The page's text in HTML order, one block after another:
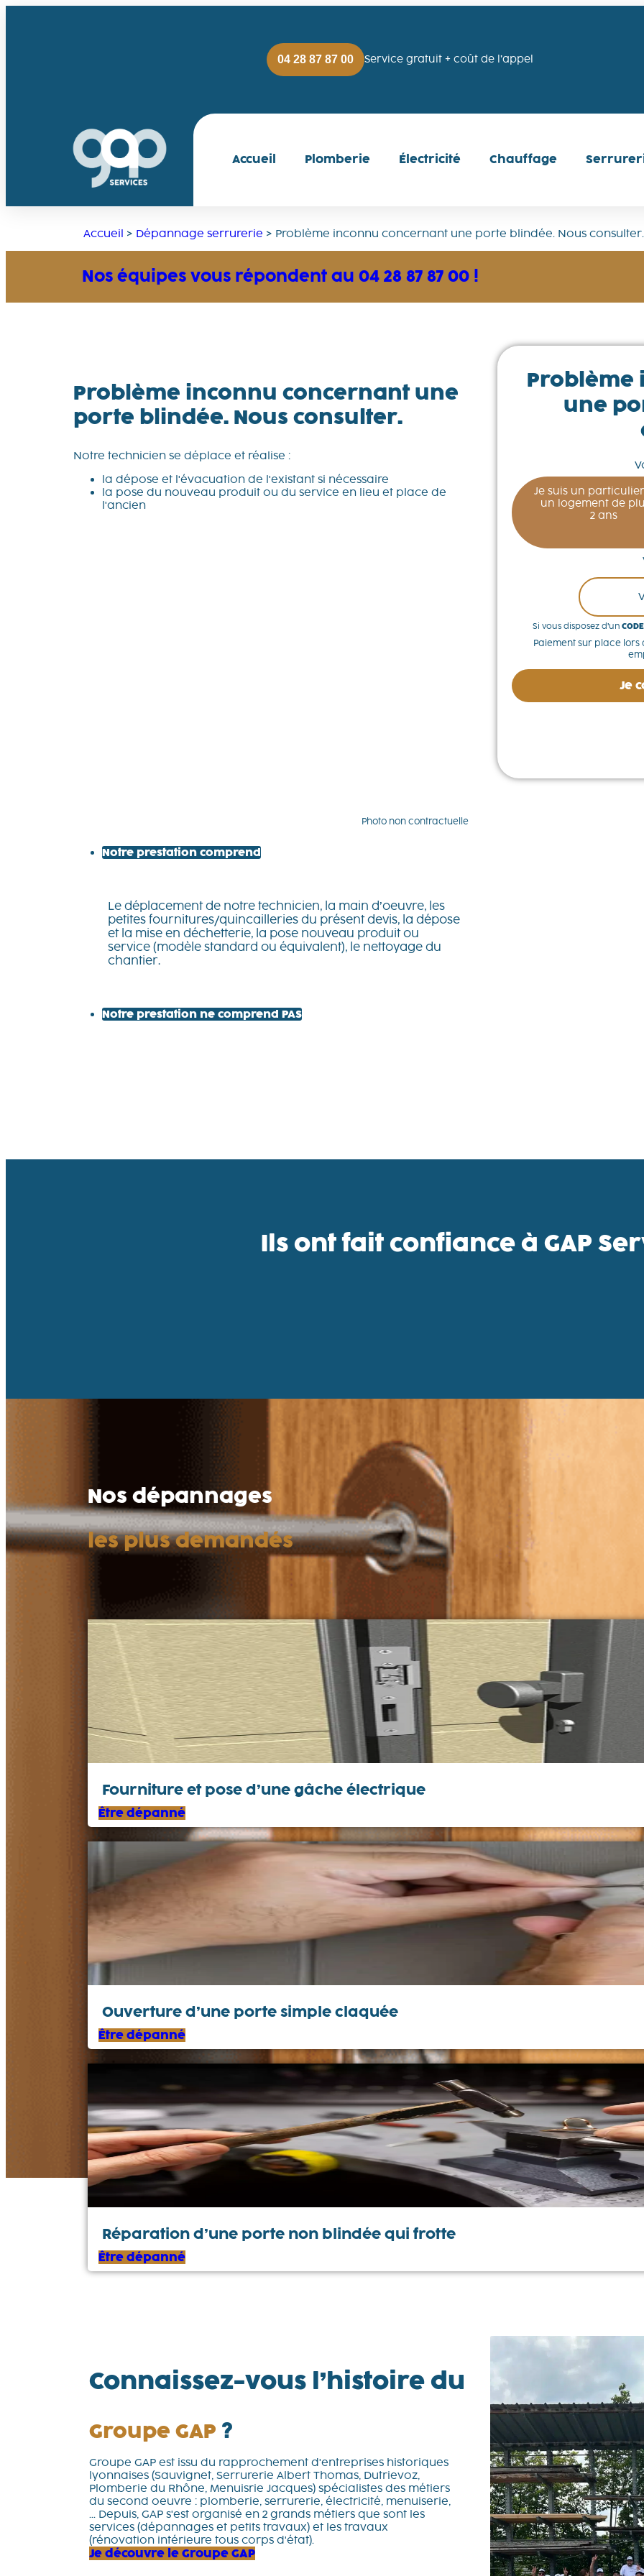
04 28 87 87 00 Service gratuit + coût de l’appel
Accueil Plomberie Électricité Chauffage
Accueil > Dépannage serrurerie > Problème inconnu concernant une porte blindée. Nous consulter.
Nos équipes vous répondent au 04 28 87 87 00 !
Problème inconnu concernant une
porte blindée. Nous consulter.
Notre technicien se déplace et réalise :
la dépose et l'évacuation de l'existant si nécessaire
la pose du nouveau produit ou du service en lieu et place de
l'ancien
Photo non contractuelle
Notre prestation comprend
Le déplacement de notre technicien, la main d’oeuvre, les
petites fournitures/quincailleries du présent devis, la dépose
et la mise en déchetterie, la pose nouveau produit ou
service (modèle standard ou équivalent), le nettoyage du
chantier.
Notre prestation ne comprend PAS
Problème
une
Je suis un
un logement de
2 ans
Si vous disposez d’un
Paiement sur place lors
Je
Ils ont fait confiance à GAP
Nos dépannages
les plus demandés
Fourniture et pose d’une gâche électrique
Être dépanné
Ouverture d’une porte simple claquée
Être dépanné
Réparation d’une porte non blindée qui frotte
Être dépanné
Connaissez-vous l’histoire du
Groupe GAP ?
Groupe GAP est issu du rapprochement d'entreprises historiques
lyonnaises (Sauvignet, Serrurerie Albert Thomas, Dutrievoz,
Plomberie du Rhône, Menuisrie Jacques) spécialistes des métiers
du second oeuvre : plomberie, serrurerie, électricité, menuiserie,
... Depuis, GAP s'est organisé en 2 grands métiers que sont les
services (dépannages et petits travaux) et les travaux
(rénovation intérieure tous corps d'état).
Je découvre le Groupe GAP